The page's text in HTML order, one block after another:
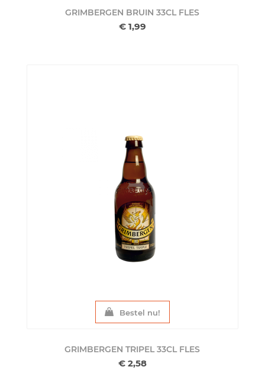
GRIMBERGEN BRUIN 33CL FLES
€ 1,99
Bestel nu!
GRIMBERGEN TRIPEL 33CL FLES
€ 2,58